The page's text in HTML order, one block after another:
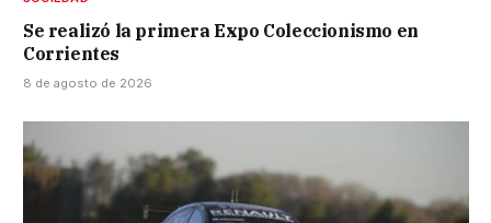
Se realizó la primera Expo Coleccionismo en
Corrientes
8 de agosto de 2026